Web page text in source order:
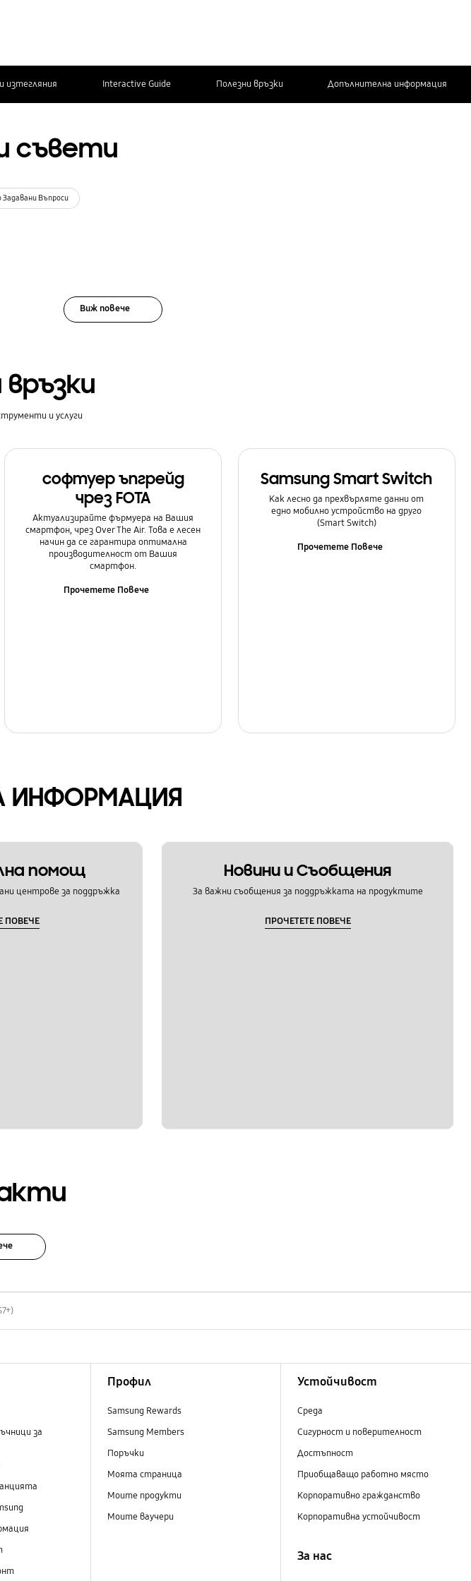
изтегляния Interactive Guide Полезни връзки Допълнителна информация
съвети
Въпроси
Виж повече
и услуги
софтуер ъпгрейд
чрез FOTA
Актуализирайте фърмуера на Вашия
смартфон, чрез Over The Air. Това е лесен
начин да се гарантира оптимална
производителност от Вашия
смартфон.
Прочетете Повече
Samsung Smart Switch
Как лесно да прехвърляте данни от
едно мобилно устройство на друго
(Smart Switch)
Прочетете Повече
ИНФОРМАЦИЯ
помощ
центрове за поддръжка
ПОВЕЧЕ
Новини и Съобщения
За важни съобщения за поддръжката на продуктите
ПРОЧЕТЕТЕ ПОВЕЧЕ
за
Профил
Samsung Rewards
Samsung Members
Поръчки
Моята страница
Моите продукти
Моите ваучери
Устойчивост
Среда
Сигурност и поверителност
Достъпност
Приобщаващо работно място
Корпоративно гражданство
Корпоративна устойчивост
За нас